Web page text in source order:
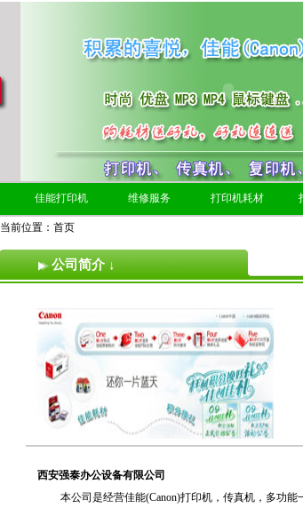
佳能打印机 维修服务 打印机耗材
当前位置： 首页
公司简介 ↓
西安强泰办公设备有限公司
本公司是经营佳能(Canon)打印机，传真机，多功